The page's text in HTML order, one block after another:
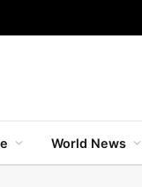
World News